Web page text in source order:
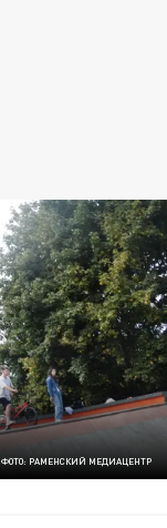
ФОТО: РАМЕНСКИЙ МЕДИАЦЕНТР